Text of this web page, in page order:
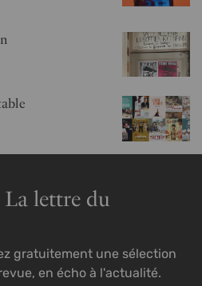
La lettre du
gratuitement une sélection
en écho à l'actualité.